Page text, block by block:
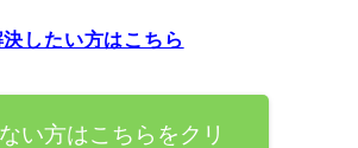
したい方はこちら
い方はこちらをクリ